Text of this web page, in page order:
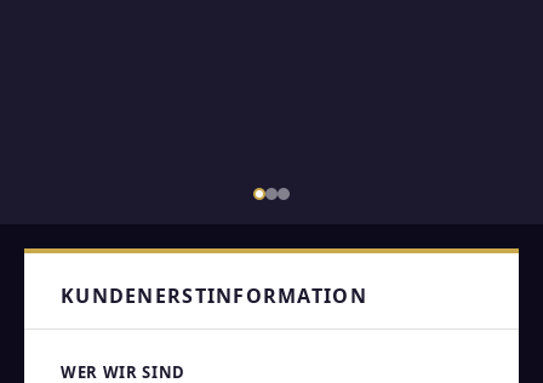
KUNDENERSTINFORMATION
WER WIR SIND